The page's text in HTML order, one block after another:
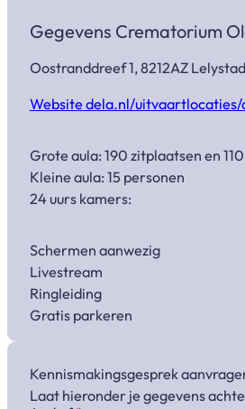
Gegevens Crematorium
Oostranddreef 1, 8212AZ Lelystad
Website dela.nl/
Grote aula: 190 zitplaatsen en
Kleine aula: 15 personen
24 uurs kamers:
Schermen aanwezig
Livestream
Ringleiding
Gratis parkeren
Kennismakingsgesprek
Laat hieronder je gegevens